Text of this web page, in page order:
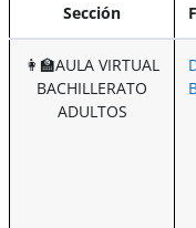
Sección
👩‍🏫AULA VIRTUAL
BACHILLERATO
ADULTOS